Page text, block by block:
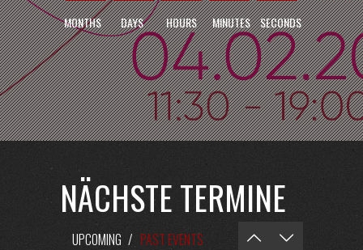
MONTHS DAYS HOURS MINUTES SECONDS
NÄCHSTE TERMINE
UPCOMING / PAST EVENTS